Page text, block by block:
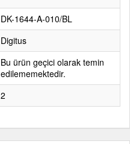
DK-1644-A-010/BL
Digitus
Bu ürün geçici olarak temin
edilememektedir.
2